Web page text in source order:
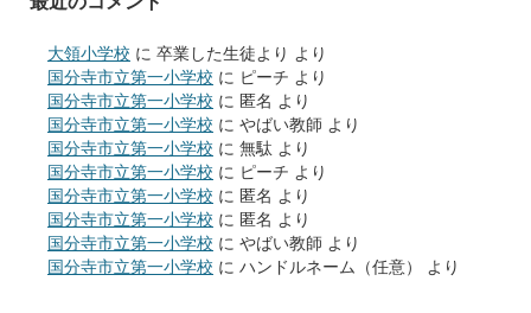
大領小学校 に 卒業した生徒より より
国分寺市立第一小学校 に ピーチ より
国分寺市立第一小学校 に 匿名 より
国分寺市立第一小学校 に やばい教師 より
国分寺市立第一小学校 に 無駄 より
国分寺市立第一小学校 に ピーチ より
国分寺市立第一小学校 に 匿名 より
国分寺市立第一小学校 に 匿名 より
国分寺市立第一小学校 に やばい教師 より
国分寺市立第一小学校 に ハンドルネーム（任意） より